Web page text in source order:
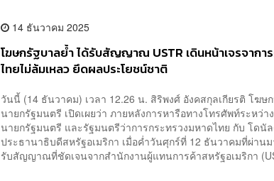
14 ธันวาคม 2025
โฆษกรัฐบาลย้ำ ได้รับสัญญาณ USTR เดินหน้าเจรจากา
ไทยไม่ล้มเหลว ยึดผลประโยชน์ชาติ
วันนี้ (14 ธันวาคม) เวลา 12.26 น. สิริพงศ์ อังคสกุลเกียรติ โฆษ
นายกรัฐมนตรี เปิดเผยว่า ภายหลังการหารือทางโทรศัพท์ระหว่
นายกรัฐมนตรี และรัฐมนตรีว่าการกระทรวงมหาดไทย กับ โดนั
ประธานาธิบดีสหรัฐอเมริกา เมื่อค่ำวันศุกร์ที่ 12 ธันวาคมที่ผ่าน
รับสัญญาณที่ชัดเจนจากสำนักงานผู้แทนการค้าสหรัฐอเมริกา